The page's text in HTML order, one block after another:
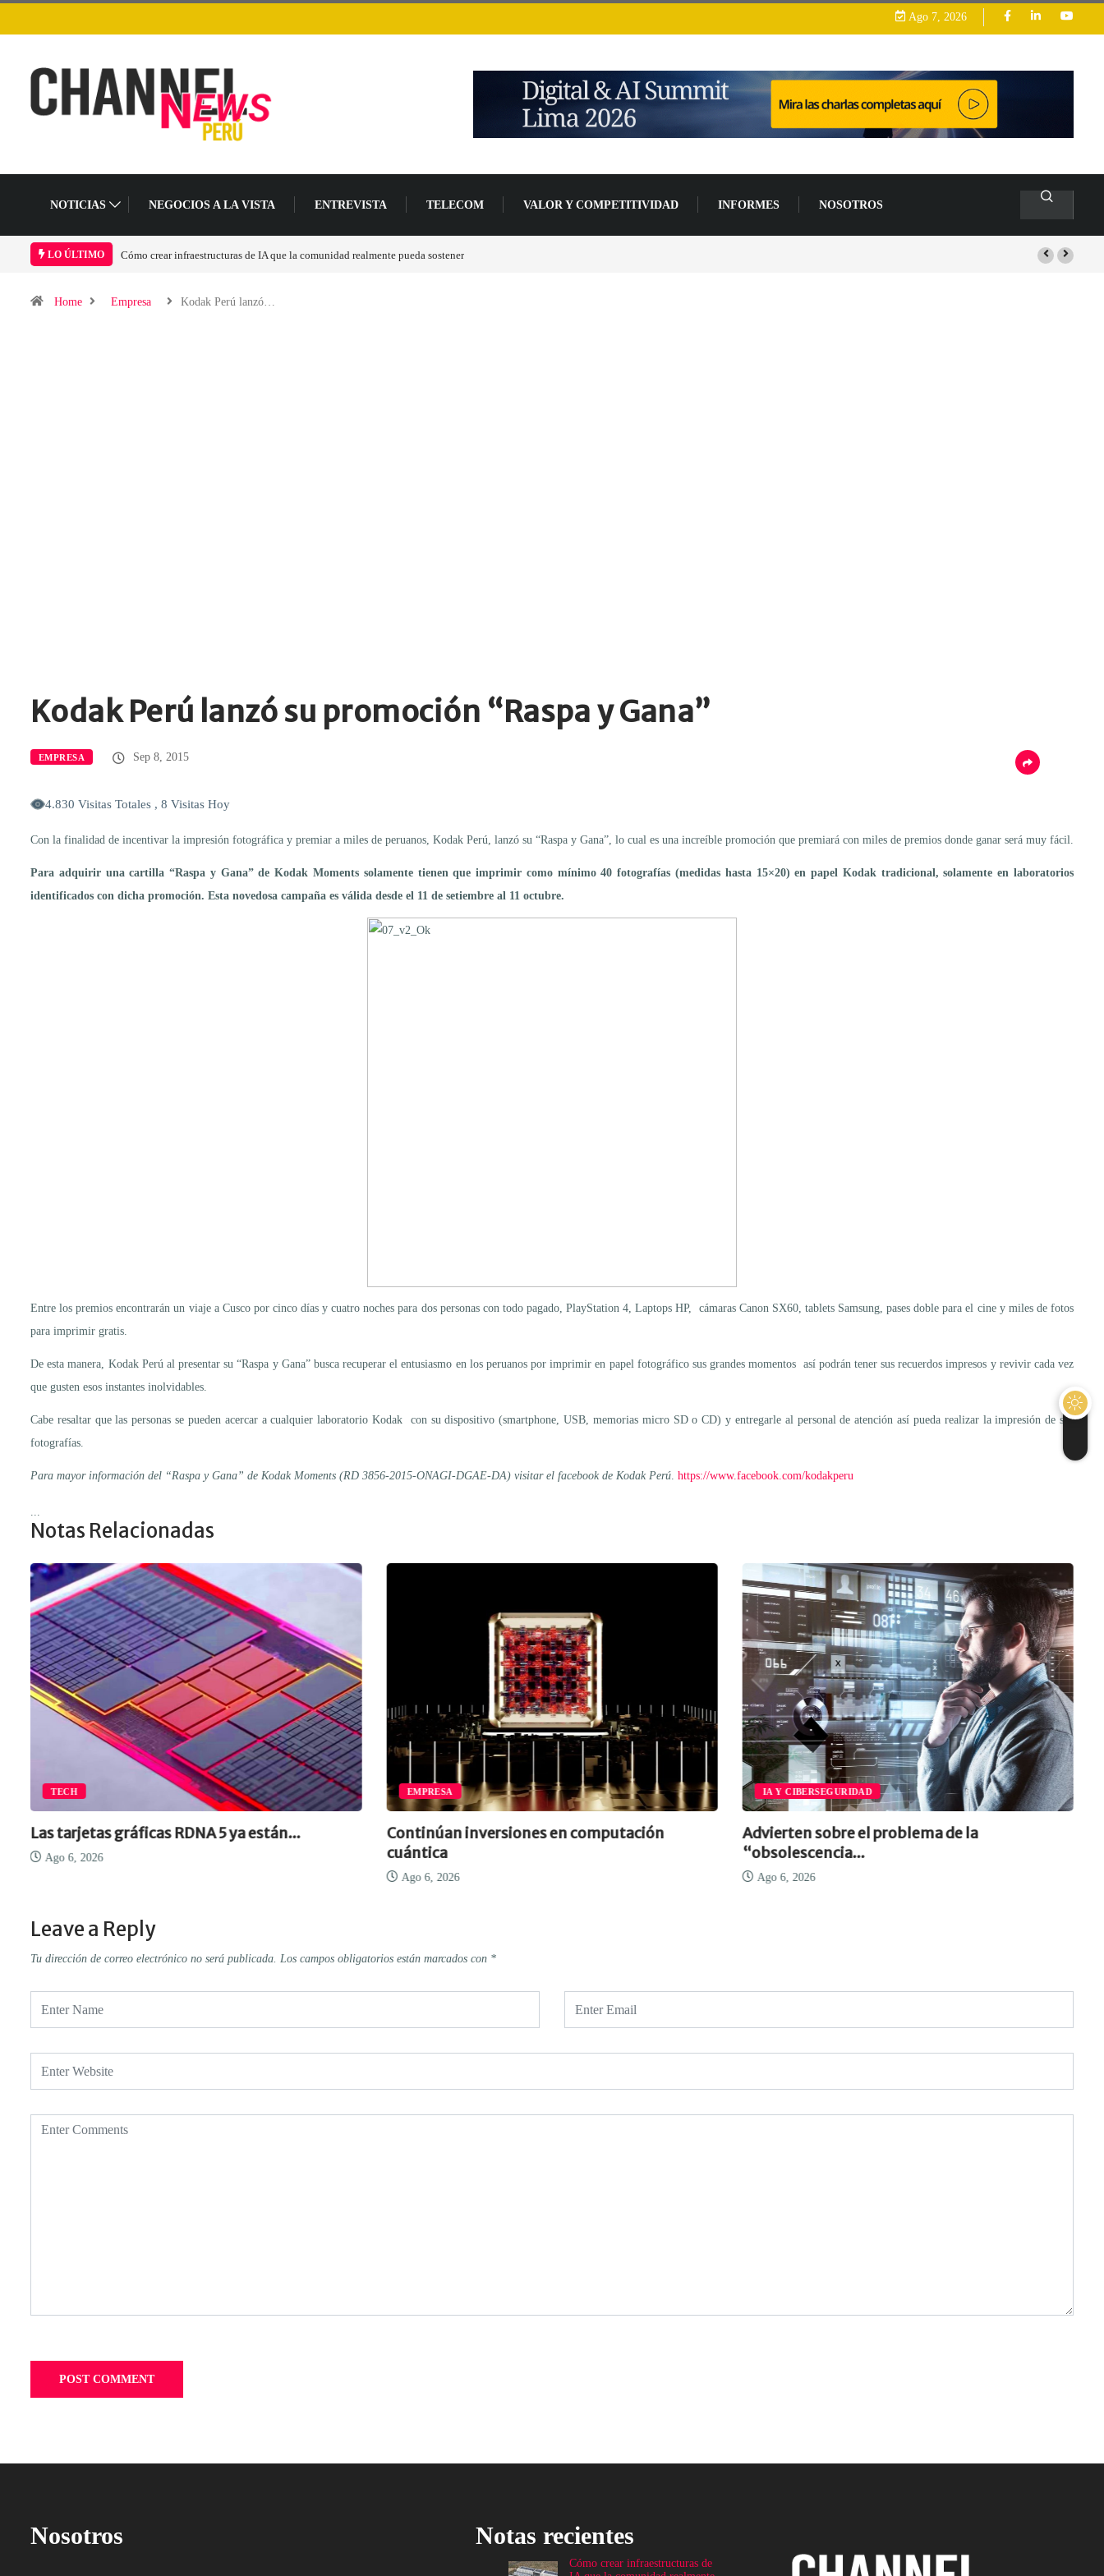
Ago 7, 2026
NOTICIAS NEGOCIOS A LA VISTA ENTREVISTA TELECOM VALOR Y COMPETITIVIDAD INFORMES NOSOTROS
LO ÚLTIMO Cómo crear infraestructuras de IA que la comunidad realmente pueda sostener
Home Empresa Kodak Perú lanzó…
Kodak Perú lanzó su promoción “Raspa y Gana”
EMPRESA Sep 8, 2015
4.830 Visitas Totales , 8 Visitas Hoy
Con la finalidad de incentivar la impresión fotográfica y premiar a miles de peruanos, Kodak Perú, lanzó su “Raspa y Gana”, lo cual es una increíble promoción que premiará con miles de premios donde ganar será muy fácil.
Para adquirir una cartilla “Raspa y Gana” de Kodak Moments solamente tienen que imprimir como mínimo 40 fotografías (medidas hasta 15×20) en papel Kodak tradicional, solamente en laboratorios
identificados con dicha promoción. Esta novedosa campaña es válida desde el 11 de setiembre al 11 octubre.
Entre los premios encontrarán un viaje a Cusco por cinco días y cuatro noches para dos personas con todo pagado, PlayStation 4, Laptops HP, cámaras Canon SX60, tablets Samsung, pases doble para el cine y miles de fotos
para imprimir gratis.
De esta manera, Kodak Perú al presentar su “Raspa y Gana” busca recuperar el entusiasmo en los peruanos por imprimir en papel fotográfico sus grandes momentos así podrán tener sus recuerdos impresos y revivir cada vez
que gusten esos instantes inolvidables.
Cabe resaltar que las personas se pueden acercar a cualquier laboratorio Kodak con su dispositivo (smartphone, USB, memorias micro SD o CD) y entregarle al personal de atención así pueda realizar la impresión de sus
fotografías.
Para mayor información del “Raspa y Gana” de Kodak Moments (RD 3856-2015-ONAGI-DGAE-DA) visitar el facebook de Kodak Perú https://www.facebook.com/kodakperu
Notas Relacionadas
TECH
Las tarjetas gráficas RDNA 5 ya están...
Ago 6, 2026
EMPRESA
Continúan inversiones en computación
cuántica
Ago 6, 2026
IA Y CIBERSEGURIDAD
Advierten sobre el problema de la
“obsolescencia...
Ago 6, 2026
Leave a Reply
Tu dirección de correo electrónico no será publicada. Los campos obligatorios están marcados con *
Nosotros Notas recientes
Cómo crear infraestructuras de